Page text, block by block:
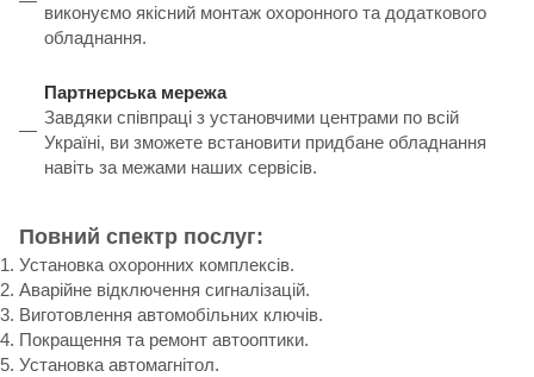
виконуємо якісний монтаж охоронного та додаткового
обладнання.
Партнерська мережа
Завдяки співпраці з установчими центрами по всій
Україні, ви зможете встановити придбане обладнання
навіть за межами наших сервісів.
Повний спектр послуг:
Установка охоронних комплексів.
Аварійне відключення сигналізацій.
Виготовлення автомобільних ключів.
Покращення та ремонт автооптики.
Установка автомагнітол.